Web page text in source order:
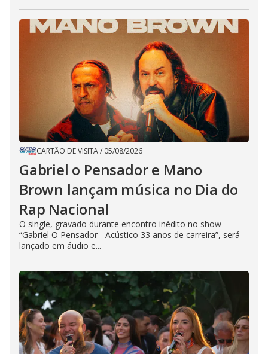
CARTÃO DE VISITA/ 05/08/2026
Gabriel o Pensador e Mano
Brown lançam música no Dia do
Rap Nacional
O single, gravado durante encontro inédito no show
“Gabriel O Pensador - Acústico 33 anos de carreira”, será
lançado em áudio e...